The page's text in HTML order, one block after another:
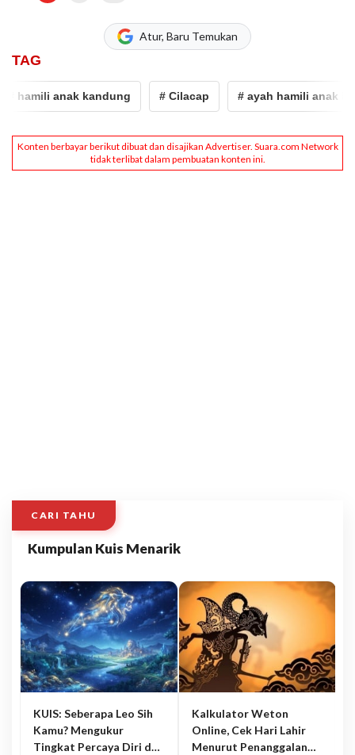
Atur, Baru Temukan
TAG
hamili anak kandung # Cilacap # ayah hamili anak
CARI TAHU
Kumpulan Kuis Menarik
KUIS: Seberapa Leo Sih
Kamu? Mengukur
Tingkat Percaya Diri dan
Kalkulator Weton
Online, Cek Hari Lahir
Menurut Penanggalan